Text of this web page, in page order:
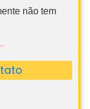
não tem